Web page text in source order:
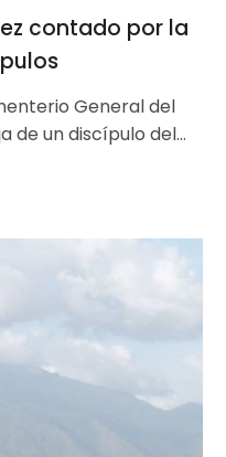
contado por la
General del
de un discípulo del